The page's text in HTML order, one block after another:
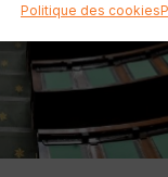
Politique des cookies